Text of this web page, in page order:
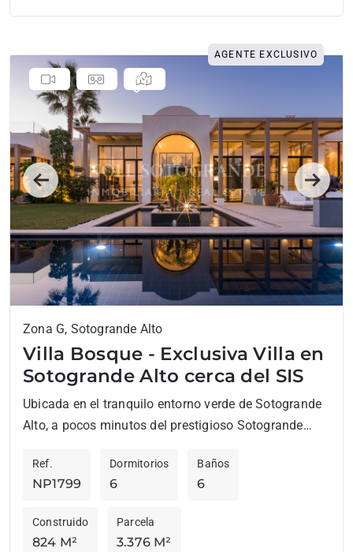
Previous Next
AGENTE EXCLUSIVO
Zona G, Sotogrande Alto
Villa Bosque - Exclusiva Villa en
Sotogrande Alto cerca del SIS
Ubicada en el tranquilo entorno verde de Sotogrande
Alto, a pocos minutos del prestigioso Sotogrande
combinación única de...
NP1799
Ref.
6
Dormitorios
6
Baños
824 M²
Construido
3.376 M²
Parcela